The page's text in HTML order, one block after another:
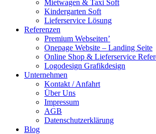
Mietwagen & Taxi Soft
Kindergarten Soft
Lieferservice Lösung
Referenzen
Premium Webseiten’
Onepage Website – Landing Seite
Online Shop & Lieferservice
Logodesign Grafikdesign
Unternehmen
Kontakt / Anfahrt
Über Uns
Impressum
AGB
Datenschutzerklärung
Blog